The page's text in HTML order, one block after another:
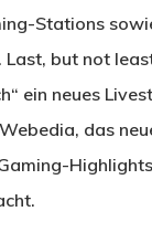
Stations
Last, but not
ein neues
das